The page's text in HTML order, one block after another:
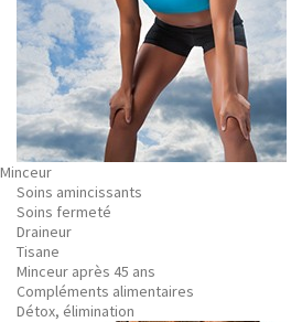
Minceur
Soins amincissants
Soins fermeté
Draineur
Tisane
Minceur après 45 ans
Compléments alimentaires
Détox, élimination